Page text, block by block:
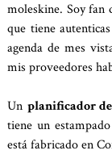
moleskine. Soy fan
que tiene
agenda de mes
mis proveedores
Un planificador
tiene un
está fabricado en